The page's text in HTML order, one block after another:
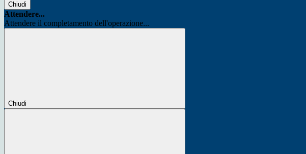
Chiudi
Attendere...
Attendere il completamento dell'operazione...
Chiudi